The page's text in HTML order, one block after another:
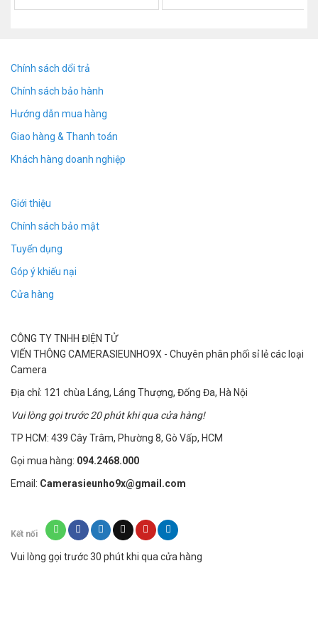
Pin: 3.7V/200mA Polymer Pin Lithium
Phạm vi công việc: 5 cm đến 5 mét
Kích thước bên ngoài: 139.40*34.60*11.50
Phạm vi áp dụng: 10 cm đến 5 mét
Chính sách dổi trả
Chính sách bảo hành
Hướng dẫn mua hàng
Giao hàng & Thanh toán
Khách hàng doanh nghiệp
Giới thiệu
Chính sách bảo mật
Tuyển dụng
Góp ý khiếu nại
Cửa hàng
CÔNG TY TNHH ĐIỆN TỬ
VIẾN THÔNG CAMERASIEUNHO9X - Chuyên phân phối sỉ lẻ các loại
Camera
Địa chỉ: 121 chùa Láng, Láng Thượng, Đống Đa, Hà Nội
Vui lòng gọi trước 20 phút khi qua cửa hàng!
TP HCM: 439 Cây Trâm, Phường 8, Gò Vấp, HCM
Gọi mua hàng: 094.2468.000
Email: Camerasieunho9x@gmail.com
Kết nối
Vui lòng gọi trước 30 phút khi qua cửa hàng